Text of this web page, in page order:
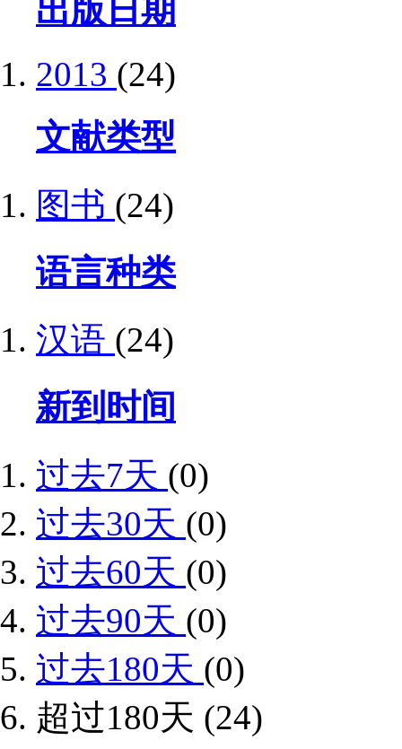
出版日期
2013 (24)
文献类型
图书 (24)
语言种类
汉语 (24)
新到时间
过去7天 (0)
过去30天 (0)
过去60天 (0)
过去90天 (0)
过去180天 (0)
超过180天 (24)